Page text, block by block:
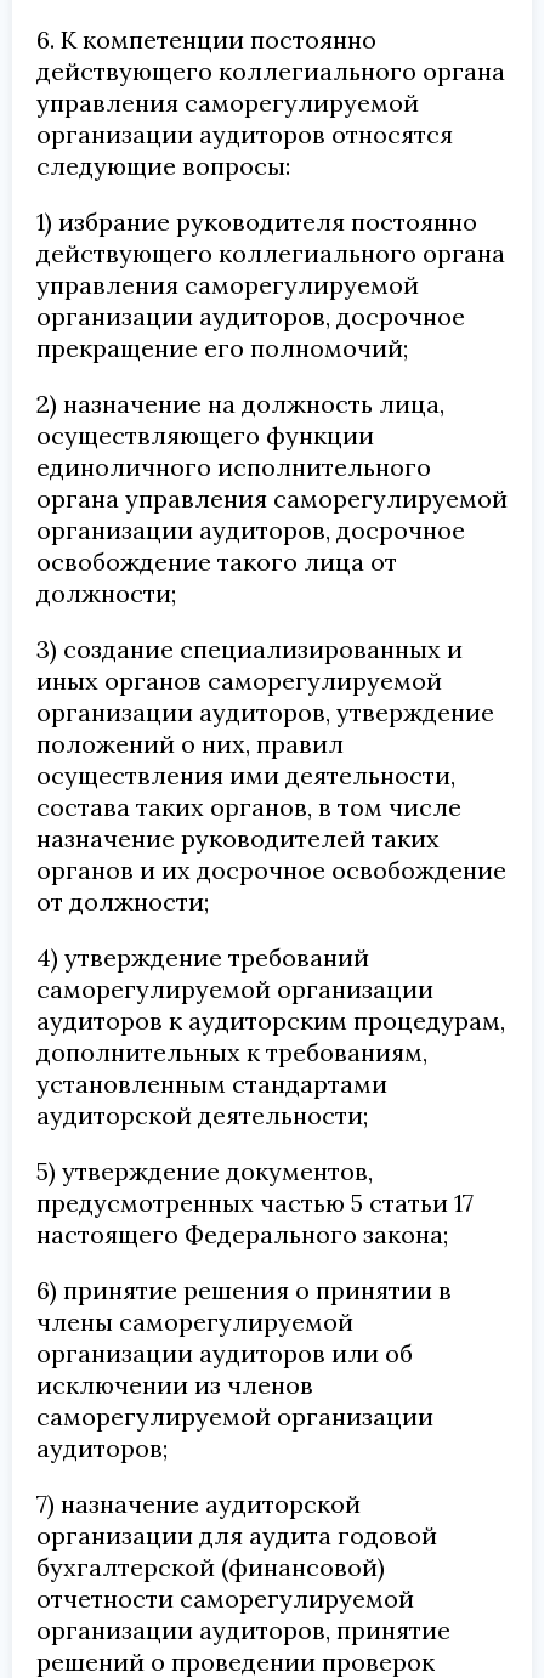
6. К компетенции постоянно
действующего коллегиального органа
управления саморегулируемой
организации аудиторов относятся
следующие вопросы:
1) избрание руководителя постоянно
действующего коллегиального органа
управления саморегулируемой
организации аудиторов, досрочное
прекращение его полномочий;
2) назначение на должность лица,
осуществляющего функции
единоличного исполнительного
органа управления саморегулируемой
организации аудиторов, досрочное
освобождение такого лица от
должности;
3) создание специализированных и
иных органов саморегулируемой
организации аудиторов, утверждение
положений о них, правил
осуществления ими деятельности,
состава таких органов, в том числе
назначение руководителей таких
органов и их досрочное освобождение
от должности;
4) утверждение требований
саморегулируемой организации
аудиторов к аудиторским процедурам,
дополнительных к требованиям,
установленным стандартами
аудиторской деятельности;
5) утверждение документов,
предусмотренных частью 5 статьи 17
настоящего Федерального закона;
6) принятие решения о принятии в
члены саморегулируемой
организации аудиторов или об
исключении из членов
саморегулируемой организации
аудиторов;
7) назначение аудиторской
организации для аудита годовой
бухгалтерской (финансовой)
отчетности саморегулируемой
организации аудиторов, принятие
решений о проведении проверок